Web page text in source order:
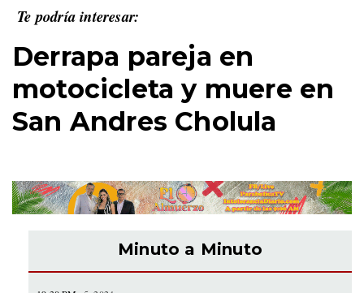
Te podría interesar:
Derrapa pareja en
motocicleta y muere en
San Andres Cholula
Minuto a Minuto